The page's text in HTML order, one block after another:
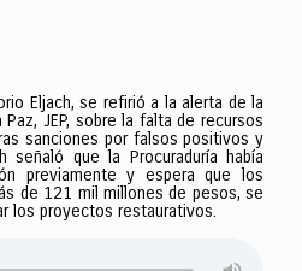
Eljach, se refirió a la alerta de la
JEP, sobre la falta de recursos
sanciones por falsos positivos y
señaló que la Procuraduría había
previamente y espera que los
de 121 mil millones de pesos, se
los proyectos restaurativos.